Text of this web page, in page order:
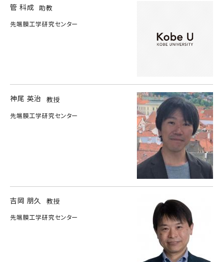
管 科成 助教
先端膜工学研究センター
神尾 英治 教授
先端膜工学研究センター
吉岡 朋久 教授
先端膜工学研究センター